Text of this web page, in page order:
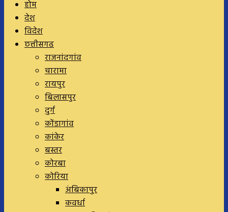
होम
देश
विदेश
छत्तीसगढ
राजनांदगांव
चारामा
रायपुर
बिलासपुर
दुर्ग
कोंडागांव
कांकेर
बस्तर
कोरबा
कोरिया
अंबिकापुर
कवर्धा